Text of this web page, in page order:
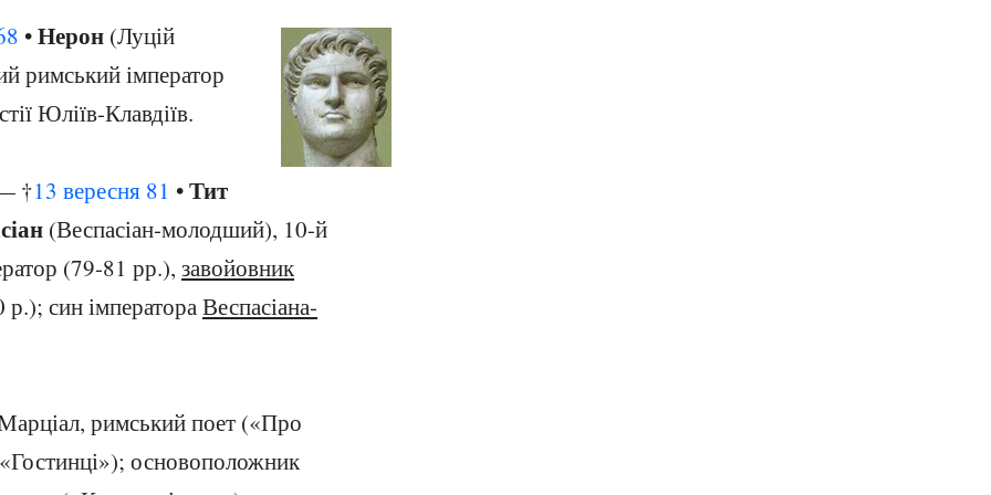
•Нерон (Луцій
римський імператор
Юліїв-Клавдіїв.
†13 вересня 81 •Тит
(Веспасіан-молодший), 10-й
(79-81 рр.), завойовник
син імператораВеспасіана-
римський поет («Про
основоположник